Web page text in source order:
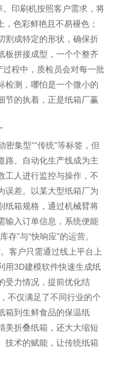
印刷机按照客户需求，将
色彩鲜艳且不易褪色；
割成特定的形状，确保折
板拼接成型，一个个整齐
过程中，质检员会对每一批
检测，哪怕是一个微小的
节的执着，正是纸箱厂赢
密集型”“传统”等标签，但
路。自动化生产线成为主
工人进行监控与操作，不
误差。以某大型纸箱厂为
纸箱规格，通过机械臂将
输入订单信息，系统便能
”与“快响应”的运营。
客户只需通过线上平台上
用3D建模软件快速生成纸
受力情况，提前优化结
不仅满足了不同行业的个
到生鲜食品的保温纸
美折叠纸箱，还大大缩短
技术的赋能，让传统纸箱